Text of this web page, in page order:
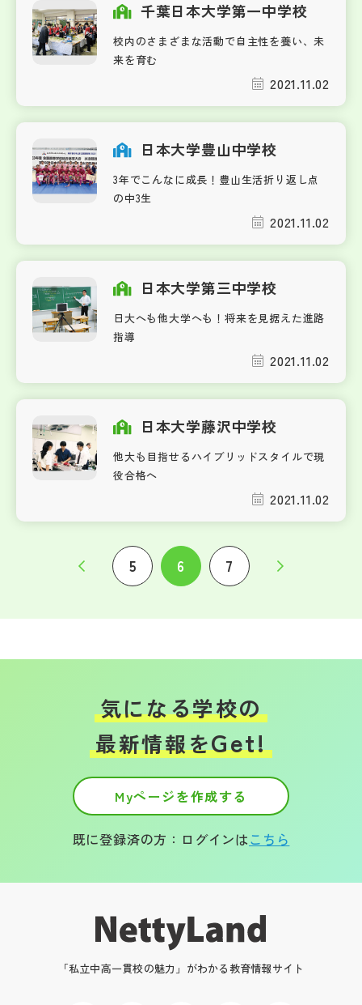
千葉日本大学第一中学校
校内のさまざまな活動で自主性を養い、未
来を育む
2021.11.02
日本大学豊山中学校
3年でこんなに成長！豊山生活折り返し点
の中3生
2021.11.02
日本大学第三中学校
日大へも他大学へも！将来を見据えた進路
指導
2021.11.02
日本大学藤沢中学校
他大も目指せるハイブリッドスタイルで現
役合格へ
2021.11.02
5 6 7
気になる学校の
最新情報をGet!
Myページを作成する
既に登録済の方：ログインはこちら
「私立中高一貫校の魅力」がわかる教育情報サイト